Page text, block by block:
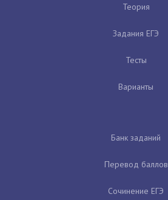
Теория
Задания ЕГЭ
Тесты
Варианты
Банк заданий
Перевод баллов
Сочинение ЕГЭ